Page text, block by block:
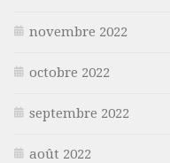
novembre 2022
octobre 2022
septembre 2022
août 2022